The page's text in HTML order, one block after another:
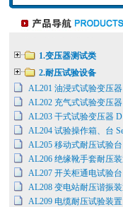
1.变压器测试类
2.耐压试验设备
AL201 油浸式试验变压
AL202 充气式试验变压器
AL203 干式试验变压器 D
AL204 试验操作箱、台
AL205 移动式耐压试验台
AL206 绝缘靴手套耐压
AL207 开关柜通电试验台
AL208 变电站耐压谐振
AL209 电缆耐压试验装置